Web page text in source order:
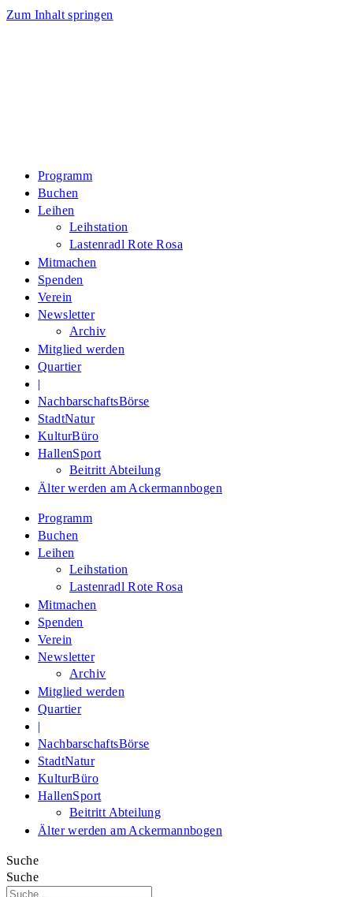
Zum Inhalt springen
Programm
Buchen
Leihen
Leihstation
Lastenradl Rote Rosa
Mitmachen
Spenden
Verein
Newsletter
Archiv
Mitglied werden
Quartier
|
NachbarschaftsBörse
StadtNatur
KulturBüro
HallenSport
Beitritt Abteilung
Älter werden am Ackermannbogen
Programm
Buchen
Leihen
Leihstation
Lastenradl Rote Rosa
Mitmachen
Spenden
Verein
Newsletter
Archiv
Mitglied werden
Quartier
|
NachbarschaftsBörse
StadtNatur
KulturBüro
HallenSport
Beitritt Abteilung
Älter werden am Ackermannbogen
Suche
Suche